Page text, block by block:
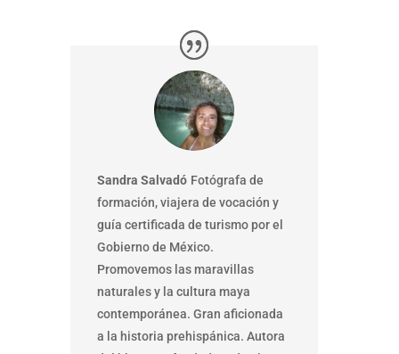
Sandra Salvadó Fotógrafa de
formación, viajera de vocación y
guía certificada de turismo por el
Gobierno de México.
Promovemos las maravillas
naturales y la cultura maya
contemporánea. Gran aficionada
a la historia prehispánica. Autora